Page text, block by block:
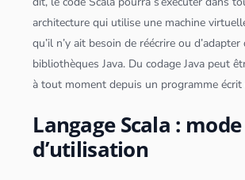
architecture qui utilise une machine
qu’il n’y ait besoin de réécrire ou d’adapter
bibliothèquesJava. Du codageJava peut
à tout moment depuis un programme écrit
Langage Scala : mode
d’utilisation